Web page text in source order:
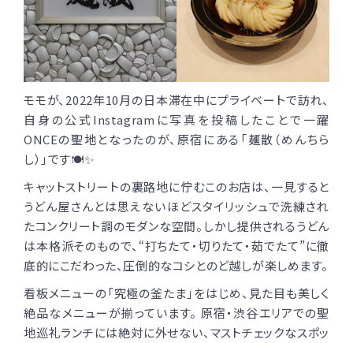
モモが、2022年10月の日本滞在中にプライベートで訪れ、
自身の公式Instagramに写真を投稿したことで一躍
ONCEの聖地となったのが、原宿にある「麺散（めんちら
し）」です🍽✨
キャットストリートの裏路地に佇むこのお店は、一見すると
うどん屋さんとは思えないほどスタイリッシュで洗練され
たコンクリート調のモダンな空間。しかし提供されるうどん
は本格派そのもので、“打ちたて・切りたて・茹でたて”に徹
底的にこだわった、圧倒的なコシとのど越しが楽しめます。
看板メニューの「究極の釜たま」をはじめ、見た目も美しく
絶品なメニューが揃っています。 原宿・渋谷エリアでの聖
地巡礼ランチには絶対に外せない、マストチェックなスポッ